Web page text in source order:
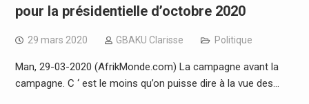
pour la présidentielle d’octobre 2020
29 mars 2020 GBAKU Clarisse Politique
Man, 29-03-2020 (AfrikMonde.com) La campagne avant la
campagne. C ‘ est le moins qu’on puisse dire à la vue des…